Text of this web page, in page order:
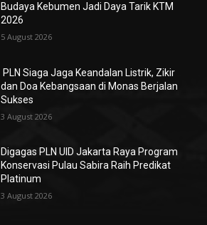
Budaya Kebumen Jadi Daya Tarik KTM
2026
5 August 2026
PLN Siaga Jaga Keandalan Listrik, Zikir
dan Doa Kebangsaan di Monas Berjalan
Sukses
3 August 2026
Digagas PLN UID Jakarta Raya Program
Konservasi Pulau Sabira Raih Predikat
Platinum
3 August 2026